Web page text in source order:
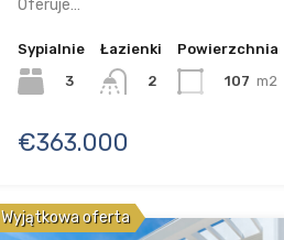
Oferuje…
Sypialnie
3
Łazienki
2
Powierzchnia
107 m2
€363.000
Wyjątkowa oferta